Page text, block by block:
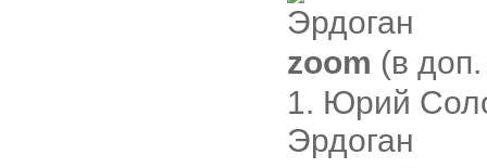
zoom (в
1. Юрий
Эрдоган